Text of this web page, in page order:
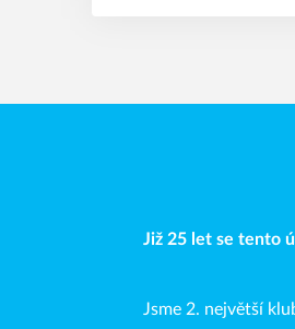
Již 25 let se tento
Jsme 2. největší